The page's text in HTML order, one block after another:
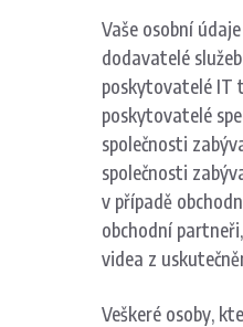
Vaše osobní
dodavatelé
poskytovatelé IT
poskytovatelé
společnosti
společnosti
v případě
obchodní
videa z
Veškeré osoby,